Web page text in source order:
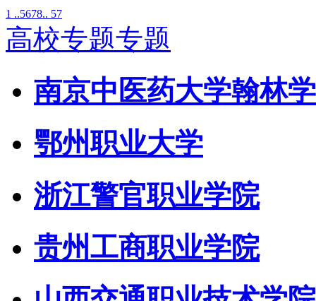
1 ..5678.. 57
高校专题专题
南京中医药大学翰林
鄂州职业大学
浙江警官职业学院
贵州工商职业学院